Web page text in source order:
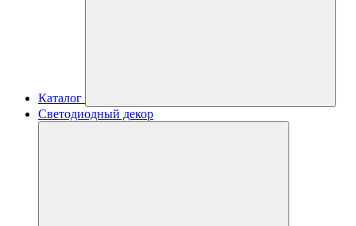
Каталог
Светодиодный декор